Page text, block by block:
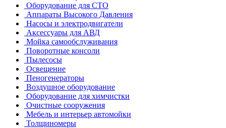
Оборудование для СТО
Аппараты Высокого Давления
Насосы и электродвигатели
Аксессуары для АВД
Мойка самообслуживания
Поворотные консоли
Пылесосы
Освещение
Пеногенераторы
Воздушное оборудование
Оборудование для химчистки
Очистные сооружения
Мебель и интерьер автомойки
Толщиномеры